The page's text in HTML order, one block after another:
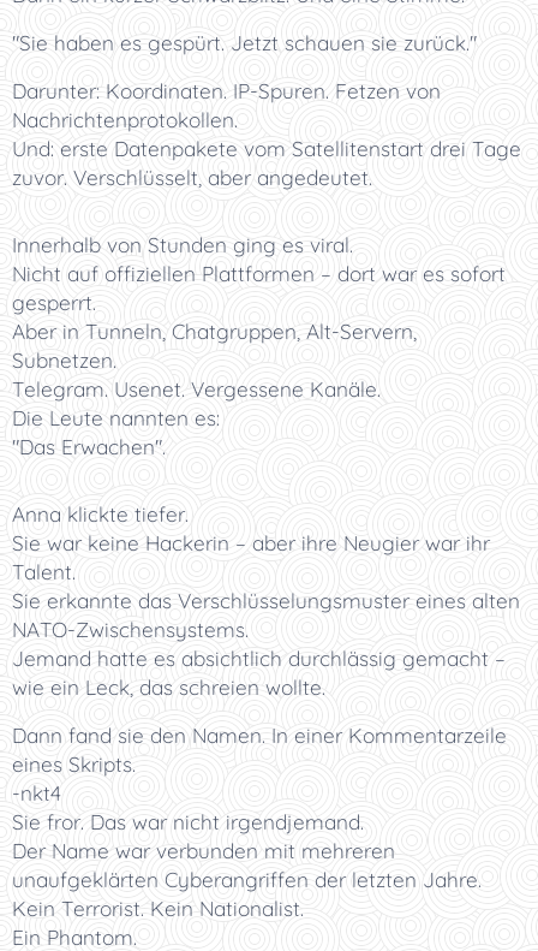
"Sie haben es gespürt. Jetzt schauen sie zurück."
Darunter: Koordinaten. IP-Spuren. Fetzen von
Nachrichtenprotokollen.
Und: erste Datenpakete vom Satellitenstart drei Tage
zuvor. Verschlüsselt, aber angedeutet.
Innerhalb von Stunden ging es viral.
Nicht auf offiziellen Plattformen – dort war es sofort
gesperrt.
Aber in Tunneln, Chatgruppen, Alt-Servern,
Subnetzen.
Telegram. Usenet. Vergessene Kanäle.
Die Leute nannten es:
"Das Erwachen".
Anna klickte tiefer.
Sie war keine Hackerin – aber ihre Neugier war ihr
Talent.
Sie erkannte das Verschlüsselungsmuster eines alten
NATO-Zwischensystems.
Jemand hatte es absichtlich durchlässig gemacht –
wie ein Leck, das schreien wollte.
Dann fand sie den Namen. In einer Kommentarzeile
eines Skripts.
-nkt4
Sie fror. Das war nicht irgendjemand.
Der Name war verbunden mit mehreren
unaufgeklärten Cyberangriffen der letzten Jahre.
Kein Terrorist. Kein Nationalist.
Ein Phantom.